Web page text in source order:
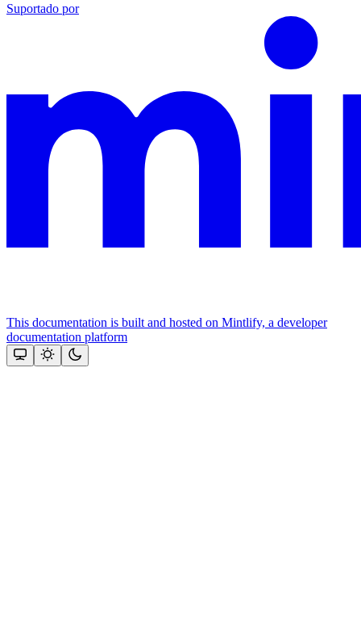
Suportado por
This documentation is built and hosted on Mintlify, a developer
documentation platform